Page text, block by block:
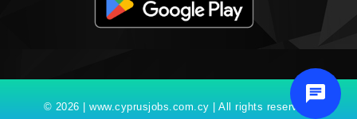
© 2026 | www.cyprusjobs.com.cy | All rights reserved.